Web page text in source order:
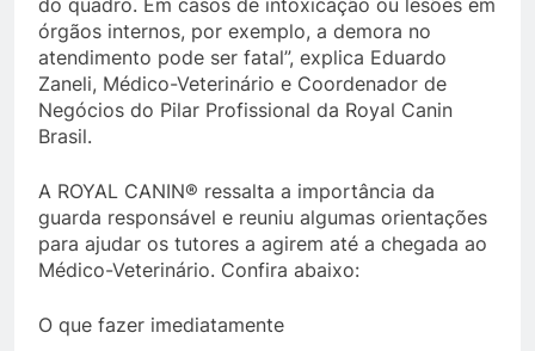
do quadro. Em casos de intoxicação ou lesões em
órgãos internos, por exemplo, a demora no
atendimento pode ser fatal”, explica Eduardo
Zaneli, Médico-Veterinário e Coordenador de
Negócios do Pilar Profissional da Royal Canin
Brasil.
A ROYAL CANIN® ressalta a importância da
guarda responsável e reuniu algumas orientações
para ajudar os tutores a agirem até a chegada ao
Médico-Veterinário. Confira abaixo:
O que fazer imediatamente